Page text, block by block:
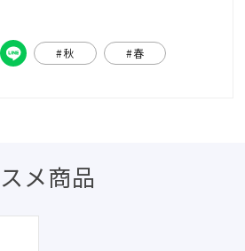
#秋 #春
メ商品